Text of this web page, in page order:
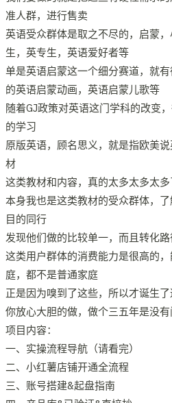
准人群，进行售卖
英语受众群体是取之不尽的，启蒙
生，英专生，英语爱好者等
单是英语启蒙这一个细分赛道，就
的英语启蒙动画，英语启蒙儿歌等
随着GJ政策对英语这门学科的改变
的学习
原版英语，顾名思义，就是指欧美
材
这类教材和内容，真的太多太多太多
本身我也是这类教材的受众群体，
目的同行
发现他们做的比较单一，而且转化
这类用户群体的消费能力是很高的
庭，都不是普通家庭
正是因为嗅到了这些，所以才诞生了
你放心大胆的做，做个三五年是没
项目内容：
一、实操流程导航（请看完）
二、小红薯店铺开通全流程
三、账号搭建&起盘指南